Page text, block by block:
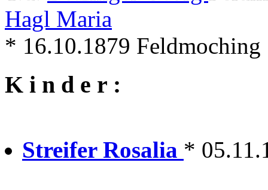
Hagl Maria
* 16.10.1879 Feldmoching
K i n d e r :
Streifer Rosalia *